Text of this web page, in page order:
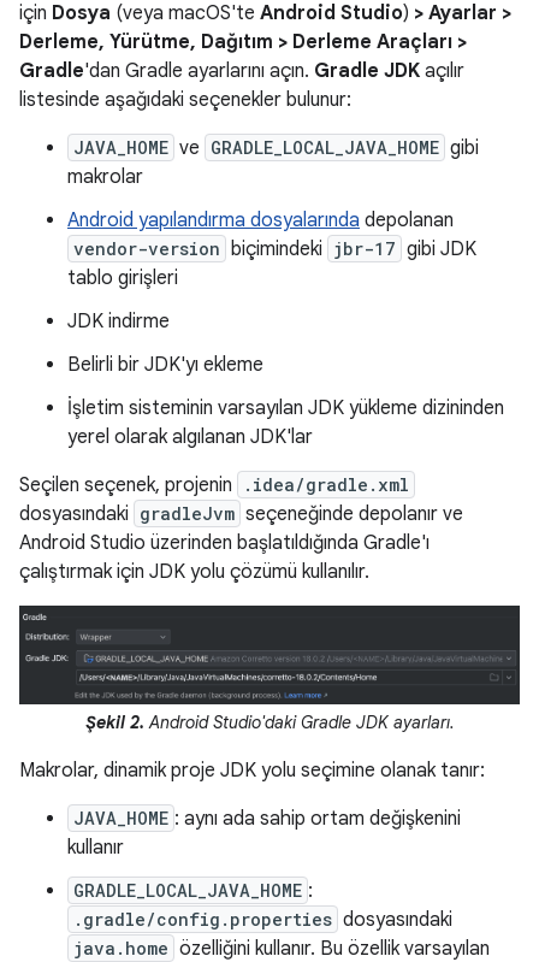
için Dosya (veya macOS'te Android Studio) > Ayarlar >
Derleme, Yürütme, Dağıtım > Derleme Araçları >
Gradle'dan Gradle ayarlarını açın. Gradle JDK açılır
listesinde aşağıdaki seçenekler bulunur:
JAVA_HOME ve GRADLE_LOCAL_JAVA_HOME gibi
makrolar
Android yapılandırma dosyalarında depolanan
vendor-version biçimindeki jbr-17 gibi JDK
tablo girişleri
JDK indirme
Belirli bir JDK'yı ekleme
İşletim sisteminin varsayılan JDK yükleme dizininden
yerel olarak algılanan JDK'lar
Seçilen seçenek, projenin
.idea/gradle.xml
dosyasındaki gradleJvm seçeneğinde depolanır ve
Android Studio üzerinden başlatıldığında Gradle'ı
çalıştırmak için JDK yolu çözümü kullanılır.
Şekil 2. Android Studio'daki Gradle JDK ayarları.
Makrolar, dinamik proje JDK yolu seçimine olanak tanır:
JAVA_HOME : aynı ada sahip ortam değişkenini
kullanır
GRADLE_LOCAL_JAVA_HOME :
.gradle/config.properties dosyasındaki
java.home özelliğini kullanır. Bu özellik varsayılan